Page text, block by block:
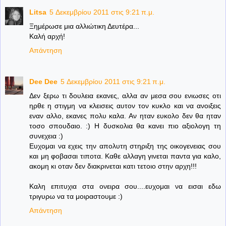
Litsa 5 Δεκεμβρίου 2011 στις 9:21 π.μ.
Ξημέρωσε μια αλλιώτικη Δευτέρα...
Καλή αρχή!
Απάντηση
Dee Dee 5 Δεκεμβρίου 2011 στις 9:21 π.μ.
Δεν ξερω τι δουλεια εκανες, αλλα αν μεσα σου ενιωσες οτι
ηρθε η στιγμη να κλεισεις αυτον τον κυκλο και να ανοιξεις
εναν αλλο, εκανες πολυ καλα. Αν ηταν ευκολο δεν θα ηταν
τοσο σπουδαιο. :) Η δυσκολια θα κανει πιο αξιολογη τη
συνεχεια :)
Ευχομαι να εχεις την απολυτη στηριξη της οικογενειας σου
και μη φοβασαι τιποτα. Καθε αλλαγη γινεται παντα για καλο,
ακομη κι οταν δεν διακρινεται κατι τετοιο στην αρχη!!!
Καλη επιτυχια στα ονειρα σου....ευχομαι να εισαι εδω
τριγυρω να τα μοιραστουμε :)
Απάντηση